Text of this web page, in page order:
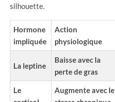
silhouette.
Hormone
impliquée
Action
physiologique
La leptine
Baisse avec la
perte de gras
Le
Augmente avec le